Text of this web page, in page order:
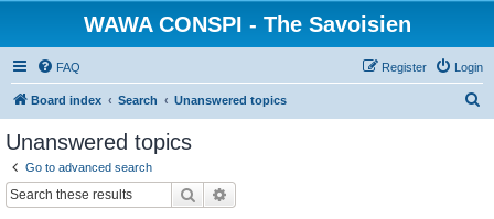
WAWA CONSPI - The Savoisien
FAQ Login
Register
Board index Search Unanswered topics
Unanswered topics
Go to advanced search
Search